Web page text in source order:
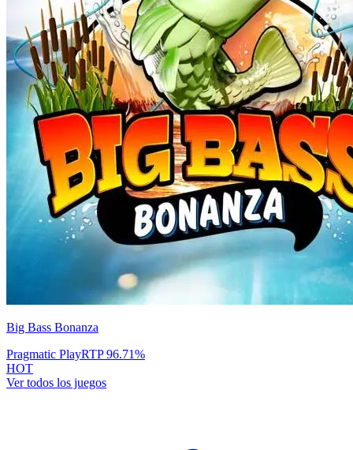
Big Bass Bonanza
Pragmatic PlayRTP96.71%
HOT
Ver todos los juegos